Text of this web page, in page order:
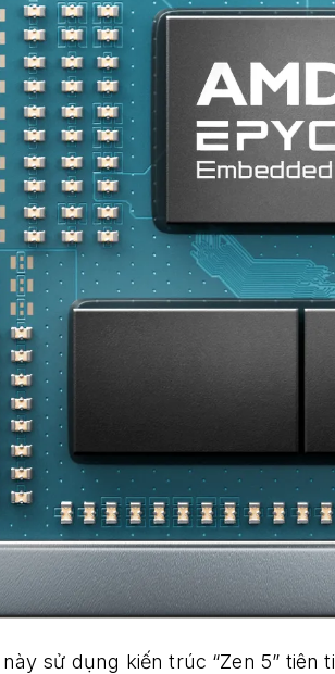
sử dụng kiến trúc “Zen 5” tiên